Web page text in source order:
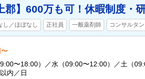
郡】600万も可！休暇制度・
し／ほぼなし 正社員 一般薬剤師 コンサルタ
〜18:00）／水（09:00〜12:00）／土（
内／日